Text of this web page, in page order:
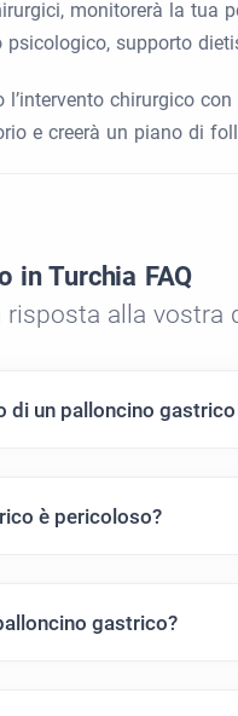
monitorerà la tua
psicologico, supporto
l’intervento chirurgico
e creerà un piano di
in Turchia FAQ
risposta alla
di un palloncino
è pericoloso?
gastrico?